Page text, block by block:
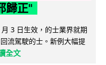
歸正"
3 日生效，的士業界就期
流駕駛的士。新例大幅提
全文